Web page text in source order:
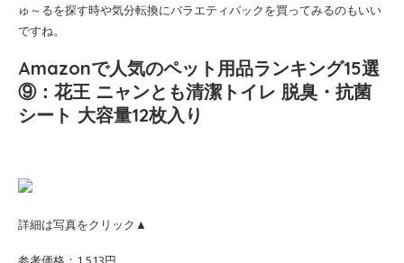
ゅ～るを探す時や気分転換にバラエティパックを買ってみるのもいい
ですね。
Amazonで人気のペット用品ランキング15選
⑨：花王 ニャンとも清潔トイレ 脱臭・抗菌
シート 大容量12枚入り
詳細は写真をクリック▲